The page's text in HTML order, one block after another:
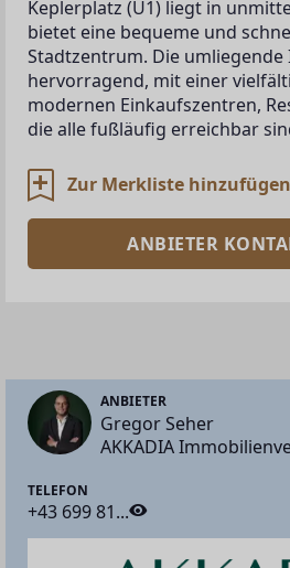
Keplerplatz (U1) liegt in
bietet eine bequeme und
Stadtzentrum. Die
hervorragend, mit einer
modernen Einkaufszentren,
die alle fußläufig erreichbar
Zur Merkliste hinzufügen
ANBIETER
ANBIETER
Gregor Seher
AKKADIA
TELEFON
+43 699 81...